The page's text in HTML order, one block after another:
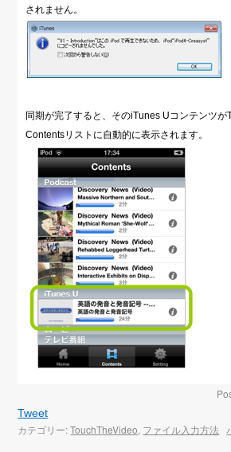
されません。
同期が完了すると、そのiTunes Uコンテンツ
Contentsリストに自動的に表示されます。
Tweet
カテゴリー:TouchTheVideo, ファイル入力方法